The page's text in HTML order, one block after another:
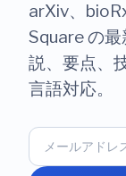
arXiv、
Square の
説、要点、
言語対応。